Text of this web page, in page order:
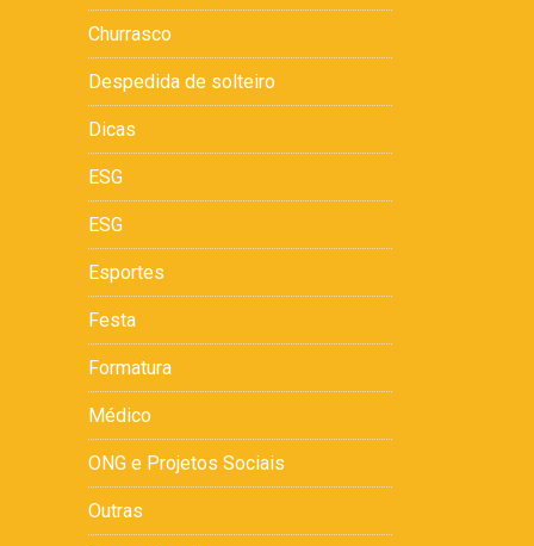
Churrasco
Despedida de solteiro
Dicas
ESG
ESG
Esportes
Festa
Formatura
Médico
ONG e Projetos Sociais
Outras